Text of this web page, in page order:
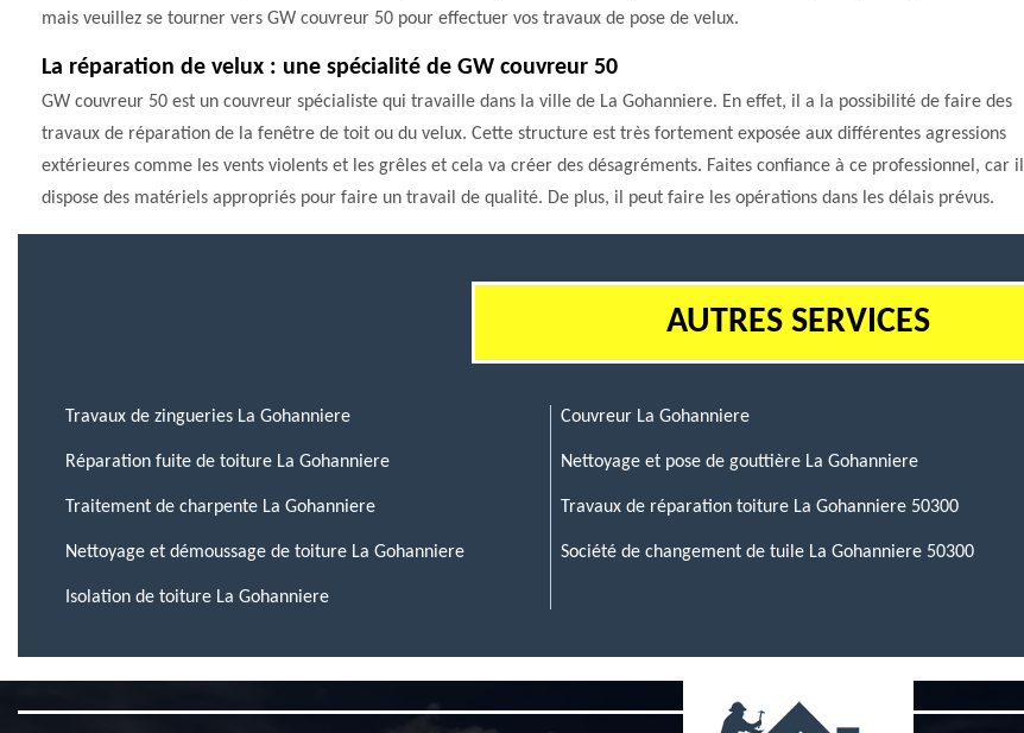
mais veuillez se tourner vers GW couvreur 50 pour effectuer vos travaux de pose de velux.
La réparation de velux : une spécialité de GW couvreur 50
GW couvreur 50 est un couvreur spécialiste qui travaille dans la ville de La Gohanniere. En effet, il a la possibilité de faire des
travaux de réparation de la fenêtre de toit ou du velux. Cette structure est très fortement exposée aux différentes agressions
extérieures comme les vents violents et les grêles et cela va créer des désagréments. Faites confiance à ce professionnel, car il
dispose des matériels appropriés pour faire un travail de qualité. De plus, il peut faire les opérations dans les délais prévus.
AUTRES SERVICES
Travaux de zingueries La Gohanniere
Réparation fuite de toiture La Gohanniere
Traitement de charpente La Gohanniere
Nettoyage et démoussage de toiture La Gohanniere
Isolation de toiture La Gohanniere
Couvreur La Gohanniere
Nettoyage et pose de gouttière La Gohanniere
Travaux de réparation toiture La Gohanniere 50300
Société de changement de tuile La Gohanniere 50300